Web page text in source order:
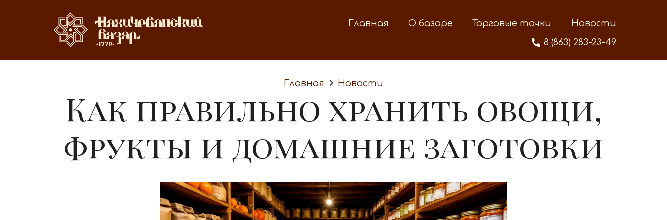
Главная О базаре Торговые точки
Новости
8 (863) 283-23-49
Главная Новости
Как правильно хранить овощи,
фрукты и домашние заготовки